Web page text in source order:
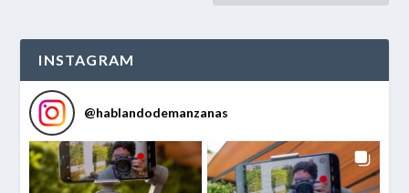
INSTAGRAM
@hablandodemanzanas